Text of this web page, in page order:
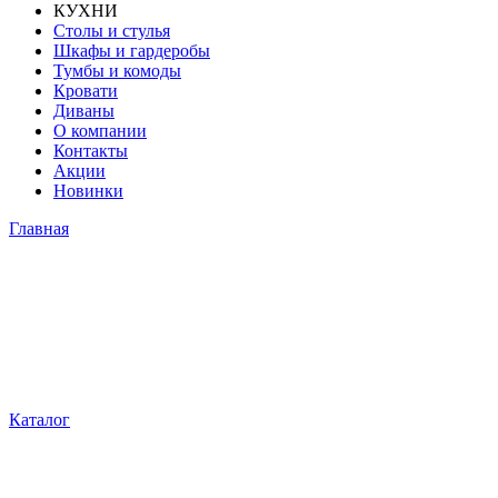
КУХНИ
Столы и стулья
Шкафы и гардеробы
Тумбы и комоды
Кровати
Диваны
О компании
Контакты
Акции
Новинки
Главная
Каталог